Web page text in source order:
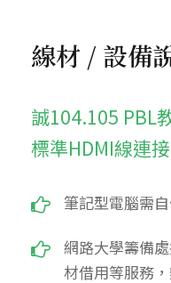
線材 / 設備
誠104.105 PBL
標準HDMI線連
筆記型電腦需
網路大學籌備
材借用等服務